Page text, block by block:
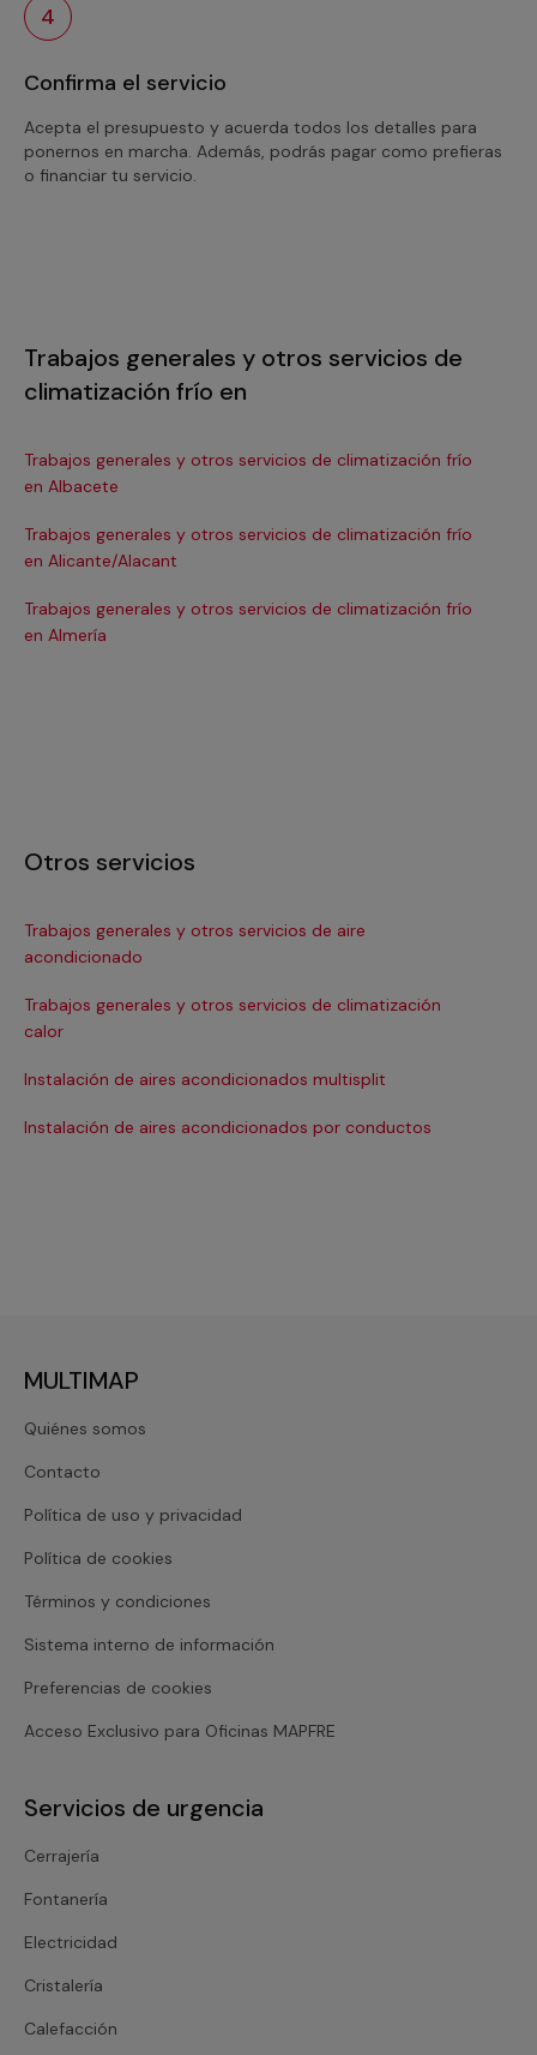
4
Confirma el servicio
Acepta el presupuesto y acuerda todos los detalles para
ponernos en marcha. Además, podrás pagar como prefieras
o financiar tu servicio.
Trabajos generales y otros servicios de
climatización frío en
Trabajos generales y otros servicios de climatización frío
en Albacete
Trabajos generales y otros servicios de climatización frío
en Alicante/Alacant
Trabajos generales y otros servicios de climatización frío
en Almería
Otros servicios
Trabajos generales y otros servicios de aire
acondicionado
Trabajos generales y otros servicios de climatización
calor
Instalación de aires acondicionados multisplit
Instalación de aires acondicionados por conductos
MULTIMAP
Quiénes somos
Contacto
Política de uso y privacidad
Política de cookies
Términos y condiciones
Sistema interno de información
Preferencias de cookies
Acceso Exclusivo para Oficinas MAPFRE
Servicios de urgencia
Cerrajería
Fontanería
Electricidad
Cristalería
Calefacción